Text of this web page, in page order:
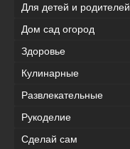
Для детей и родителей
Дом сад огород
Здоровье
Кулинарные
Развлекательные
Рукоделие
Сделай сам